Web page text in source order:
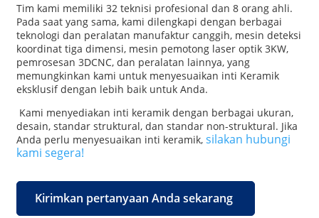
Tim kami memiliki 32 teknisi profesional dan 8 orang ahli.
Pada saat yang sama, kami dilengkapi dengan berbagai
teknologi dan peralatan manufaktur canggih, mesin deteksi
koordinat tiga dimensi, mesin pemotong laser optik 3KW,
pemrosesan 3DCNC, dan peralatan lainnya, yang
memungkinkan kami untuk menyesuaikan inti Keramik
eksklusif dengan lebih baik untuk Anda.
Kami menyediakan inti keramik dengan berbagai ukuran,
desain, standar struktural, dan standar non-struktural. Jika
Anda perlu menyesuaikan inti keramik, silakan hubungi
kami segera!
Kirimkan pertanyaan Anda sekarang